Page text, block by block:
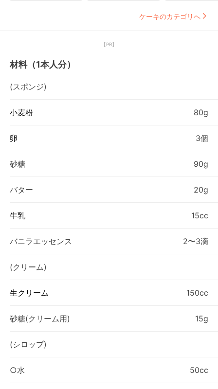
ケーキのカテゴリへ
【PR】
材料（1本人分）
(スポンジ)
小麦粉 80g
卵 3個
砂糖 90g
バター 20g
牛乳 15cc
バニラエッセンス 2〜3滴
(クリーム)
生クリーム 150cc
砂糖(クリーム用) 15g
(シロップ)
○水 50cc